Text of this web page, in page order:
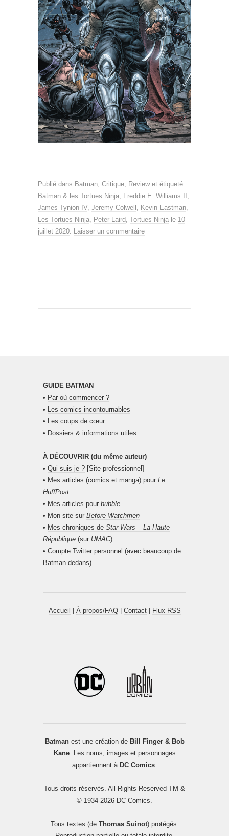
Publié dans Batman, Critique, Reviewet étiqueté
Batman & les Tortues Ninja, Freddie E. Williams II ,
James Tynion IV, Jeremy Colwell , Kevin Eastman,
Les Tortues Ninja, Peter Laird, Tortues Ninja le 10
juillet 2020. Laisser un commentaire
GUIDE BATMAN
• Par où commencer ?
• Les comics incontournables
• Les coups de cœur
• Dossiers & informations utiles
À DÉCOUVRIR (du même auteur)
• Qui suis-je ? [Site professionnel]
• Mes articles (comics et manga) pour Le
HuffPost
• Mes articles pour bubble
• Mon site sur Before Watchmen
• Mes chroniques de Star Wars – La Haute
République (sur UMAC)
• Compte Twitter personnel (avec beaucoup de
Batman dedans)
Accueil À propos/FAQ| Contact| Flux RSS
Batmanest une création de Bill Finger & Bob
Kane. Les noms, images et personnages
appartiennent à DC Comics.
Tous droits réservés. All Rights Reserved TM &
© 1934-2026 DC Comics.
Tous textes (de Thomas Suinot) protégés.